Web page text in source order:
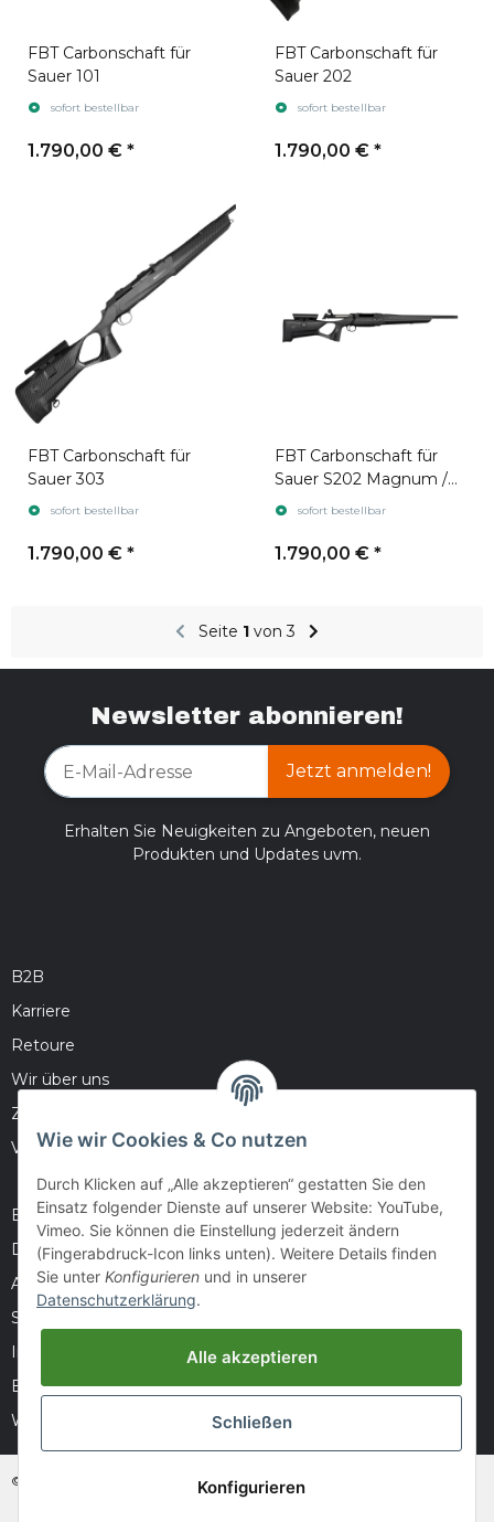
FBT Carbonschaft für
Sauer 101
sofort bestellbar
1.790,00 € *
FBT Carbonschaft für
Sauer 202
sofort bestellbar
1.790,00 € *
FBT Carbonschaft für
Sauer 303
sofort bestellbar
1.790,00 € *
FBT Carbonschaft für
Sauer S202 Magnum /
S404 Magnum / S505
sofort bestellbar
1.790,00 € *
Seite 1 von 3
Newsletter abonnieren!
Jetzt anmelden!
Erhalten Sie Neuigkeiten zu Angeboten, neuen
Produkten und Updates uvm.
B2B
Karriere
Retoure
Wir über uns
Zahlungsmöglichkeiten
Versandinformationen
Barrierefreiheitserklärung
Datenschutz
AGB
Sitemap
Batteriegesetzhinweise
Widerrufsrecht
© huntivity-group.at
Wie wir Cookies & Co nutzen
Durch Klicken auf „Alle akzeptieren“ gestatten Sie den
Einsatz folgender Dienste auf unserer Website: YouTube,
Vimeo. Sie können die Einstellung jederzeit ändern
(Fingerabdruck-Icon links unten). Weitere Details finden
Sie unter Konfigurieren und in unserer
Datenschutzerklärung.
Alle akzeptieren
Schließen
Konfigurieren